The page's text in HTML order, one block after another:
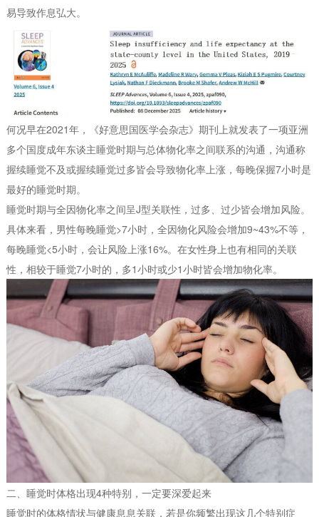
易导致作息弘大。
何况早在2021年，《好意思国医学会杂志》期刊上就发表了一项亚洲
多个国度成年东谈主睡觉时期与总体物化率之间联系的沟通，沟通称
握续睡觉不及或握续睡觉过多皆会导致物化率上涨，每晚保握7小时是
最好的睡觉时期。
睡觉时期与全因物化率之间呈J型关联性，过多、过少皆会增加风险。
具体来看，男性每晚睡觉>7小时，全因物化风险会增加9~43%不等，
每晚睡觉<5小时，会让风险上涨16%。在女性身上也有相同的关联
性，相较于睡觉7小时的，多1小时或少1小时皆会增加物化率。
二、睡觉时体格出现4种特别，一定要深爱起来
睡觉时的体格情状与健康息息关联，若是你频繁出现这几个特别症